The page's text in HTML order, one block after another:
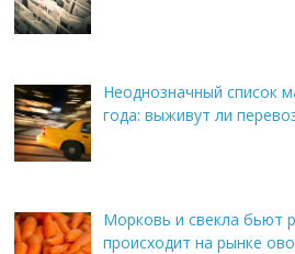
Неоднозначный список
года: выживут ли
Морковь и свекла бьют
происходит на рынке